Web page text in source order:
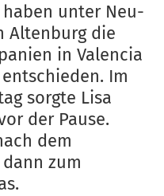
unter Neu-
Altenburg die
in Valencia
Im
sorgte Lisa
der Pause.
dem
zum